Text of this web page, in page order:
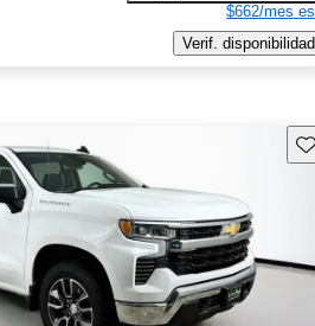
$662/mes
Verif. disponibilidad